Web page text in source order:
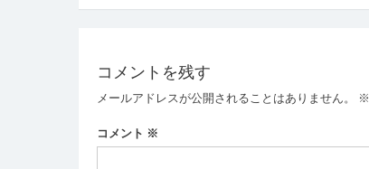
稿
ビ
ゲ
ー
コメントを残す
メールアドレスが公開されることはありません。 ※
コメント ※